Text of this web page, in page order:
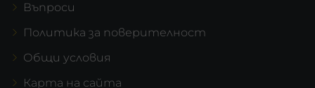
Въпроси
Политика за поверителност
Общи условия
Карта на сайта